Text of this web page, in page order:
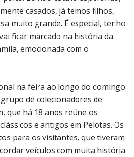
casados, já temos filhos,
muito grande. É especial, tenho
ficar marcado na história da
emocionada com o
na feira ao longo do domingo
de colecionadores de
que há 18 anos reúne os
e antigos em Pelotas. Os
para os visitantes, que tiveram
veículos com muita história